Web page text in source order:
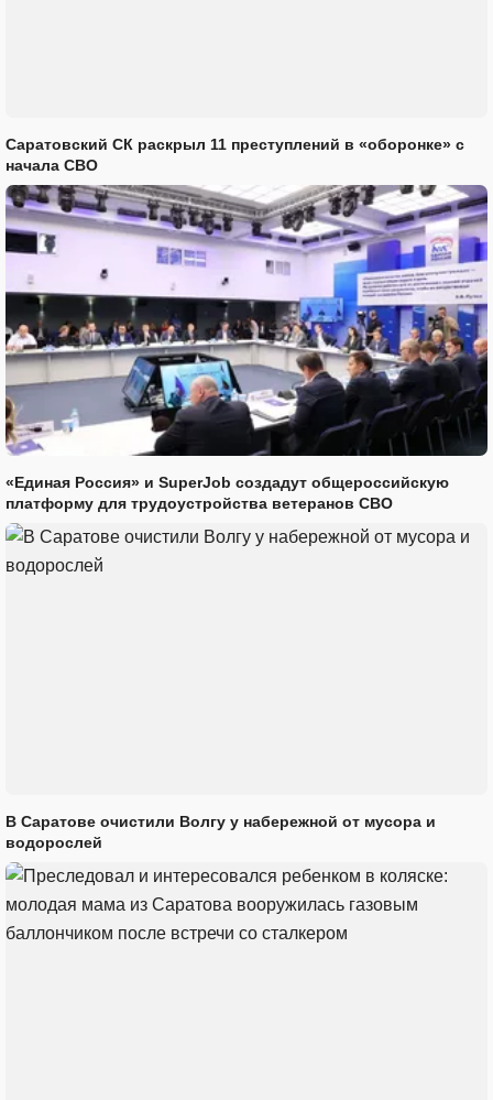
Саратовский СК раскрыл 11 преступлений в «оборонке» с
начала СВО
«Единая Россия» и SuperJob создадут общероссийскую
платформу для трудоустройства ветеранов СВО
В Саратове очистили Волгу у набережной от мусора и
водорослей